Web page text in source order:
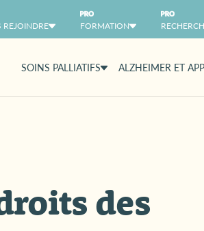
REJOINDRE FORMATION
SOINS PALLIATIFS ALZHEIMER ET
des